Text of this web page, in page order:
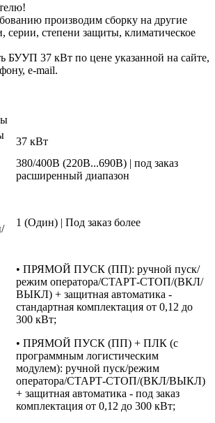
производим сборку на другие
серии, степени защиты, климатическое
БУУП 37 кВт по цене указанной на сайте,
e-mail.
37 кВт
380/400В (220В...690В) | под заказ
расширенный диапазон
1 (Один) | Под заказ более
• ПРЯМОЙ ПУСК (ПП): ручной пуск/
режим оператора/СТАРТ-СТОП/(ВКЛ/
ВЫКЛ) + защитная автоматика -
стандартная комплектация от 0,12 до
300 кВт;
• ПРЯМОЙ ПУСК (ПП) + ПЛК (с
программным логистическим
модулем): ручной пуск/режим
оператора/СТАРТ-СТОП/(ВКЛ/ВЫКЛ)
+ защитная автоматика - под заказ
комплектация от 0,12 до 300 кВт;